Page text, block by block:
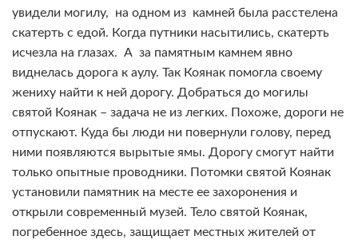
увидели могилу, на одном из камней была расстелена
скатерть с едой. Когда путники насытились, скатерть
исчезла на глазах. А за памятным камнем явно
виднелась дорога к аулу. Так Коянак помогла своему
жениху найти к ней дорогу. Добраться до могилы
святой Коянак – задача не из легких. Похоже, дороги не
отпускают. Куда бы люди ни повернули голову, перед
ними появляются вырытые ямы. Дорогу смогут найти
только опытные проводники. Потомки святой Коянак
установили памятник на месте ее захоронения и
открыли современный музей. Тело святой Коянак,
погребенное здесь, защищает местных жителей от